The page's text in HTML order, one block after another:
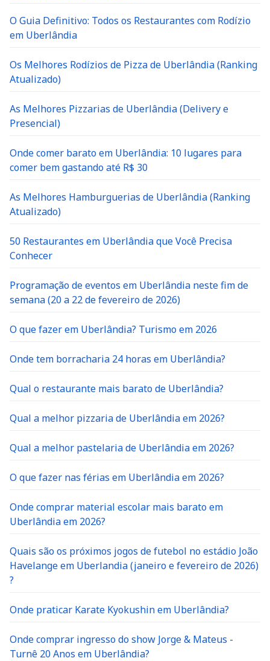
O Guia Definitivo: Todos os Restaurantes com Rodízio
em Uberlândia
Os Melhores Rodízios de Pizza de Uberlândia (Ranking
Atualizado)
As Melhores Pizzarias de Uberlândia (Delivery e
Presencial)
Onde comer barato em Uberlândia: 10 lugares para
comer bem gastando até R$ 30
As Melhores Hamburguerias de Uberlândia (Ranking
Atualizado)
50 Restaurantes em Uberlândia que Você Precisa
Conhecer
Programação de eventos em Uberlândia neste fim de
semana (20 a 22 de fevereiro de 2026)
O que fazer em Uberlândia? Turismo em 2026
Onde tem borracharia 24 horas em Uberlândia?
Qual o restaurante mais barato de Uberlândia?
Qual a melhor pizzaria de Uberlândia em 2026?
Qual a melhor pastelaria de Uberlândia em 2026?
O que fazer nas férias em Uberlândia em 2026?
Onde comprar material escolar mais barato em
Uberlândia em 2026?
Quais são os próximos jogos de futebol no estádio João
Havelange em Uberlandia (janeiro e fevereiro de 2026)
?
Onde praticar Karate Kyokushin em Uberlândia?
Onde comprar ingresso do show Jorge & Mateus -
Turnê 20 Anos em Uberlândia?